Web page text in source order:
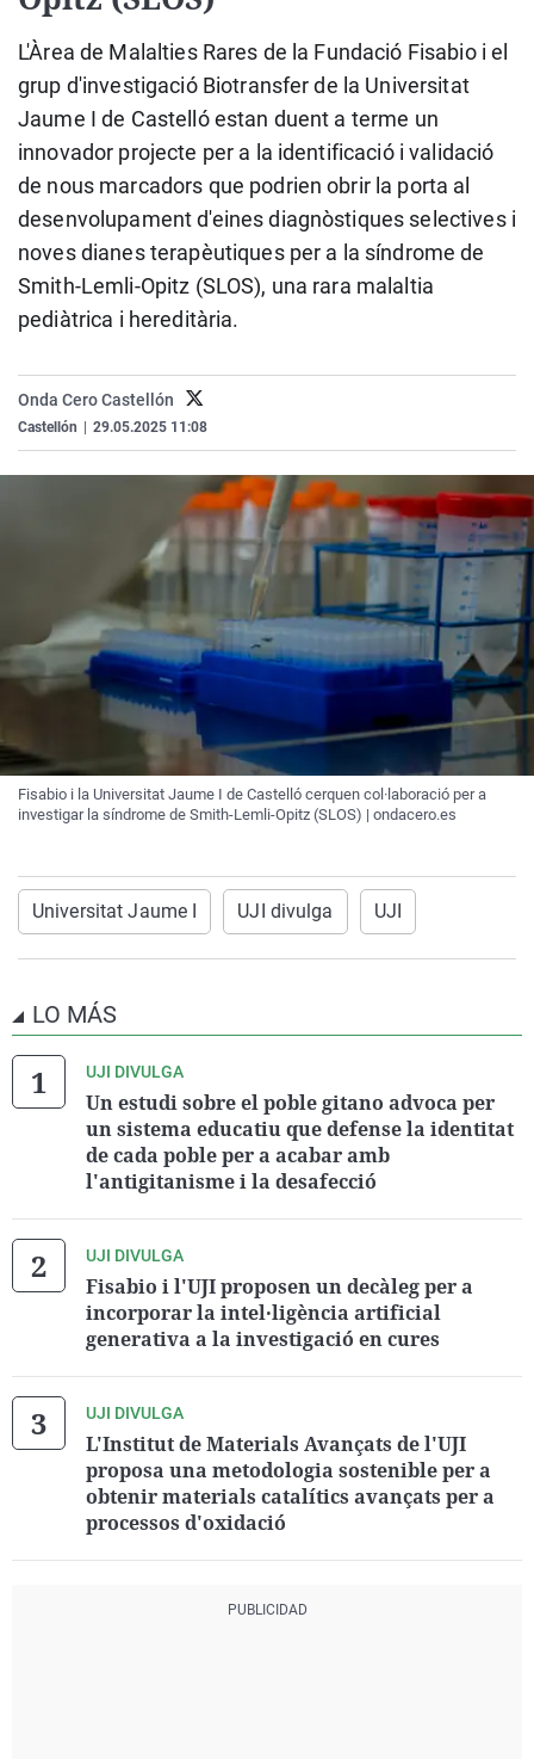
Gente viajera
Retornados
Operación Viuda
Galicia
Navarra
País Vasco
Televisión
L'Àrea de Malalties Rares de la Fundació Fisabio i el
grup d'investigació Biotransfer de la Universitat
Jaume I de Castelló estan duent a terme un
innovador projecte per a la identificació i validació
de nous marcadors que podrien obrir la porta al
desenvolupament d'eines diagnòstiques selectives i
noves dianes terapèutiques per a la síndrome de
Smith-Lemli-Opitz (SLOS), una rara malaltia
pediàtrica i hereditària.
Onda Cero Castellón
Castellón 29.05.2025 11:08
Fisabio i la Universitat Jaume I de Castelló cerquen col·laboració per a
investigar la síndrome de Smith-Lemli-Opitz (SLOS) | ondacero.es
Universitat Jaume I UJI divulga UJI
LO MÁS
UJI DIVULGA
Un estudi sobre el poble gitano advoca per
un sistema educatiu que defense la identitat
de cada poble per a acabar amb
l'antigitanisme i la desafecció
UJI DIVULGA
Fisabio i l'UJI proposen un decàleg per a
incorporar la intel·ligència artificial
generativa a la investigació en cures
UJI DIVULGA
L'Institut de Materials Avançats de l'UJI
proposa una metodologia sostenible per a
obtenir materials catalítics avançats per a
processos d'oxidació